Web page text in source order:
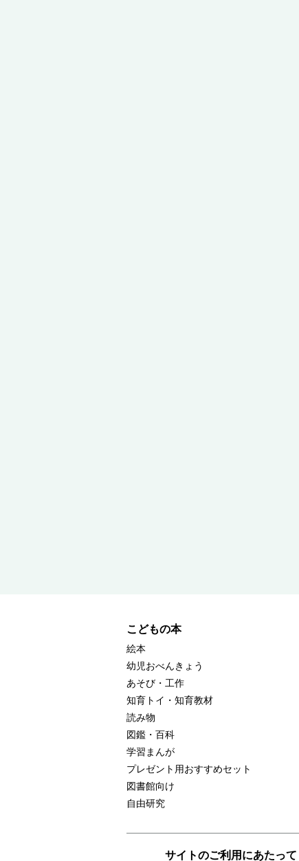
こどもの本
絵本
幼児おべんきょう
あそび・工作
知育トイ・知育教材
読み物
図鑑・百科
学習まんが
プレゼント用おすすめセット
図書館向け
自由研究
サイトのご利用にあたって